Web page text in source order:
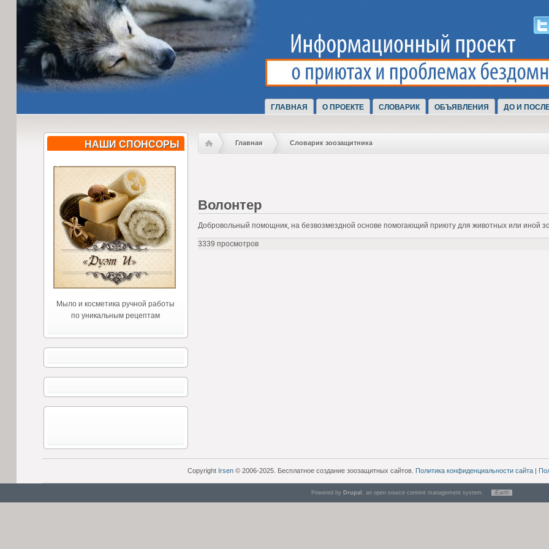
ГЛАВНАЯ О ПРОЕКТЕ СЛОВАРИК ОБЪЯВЛЕНИЯ ДО И
НАШИ СПОНСОРЫ
Мыло и косметика ручной работы
по уникальным рецептам
Главная Словарик зоозащитника
Волонтер
Добровольный помощник, на безвозмездной основе помогающий приюту для животных или иной
3339 просмотров
Copyright Irsen © 2006-2025. Бесплатное создание зоозащитных сайтов. Политика конфиденциальности сайта |
Powered by Drupal , an open source content management system. iEarth